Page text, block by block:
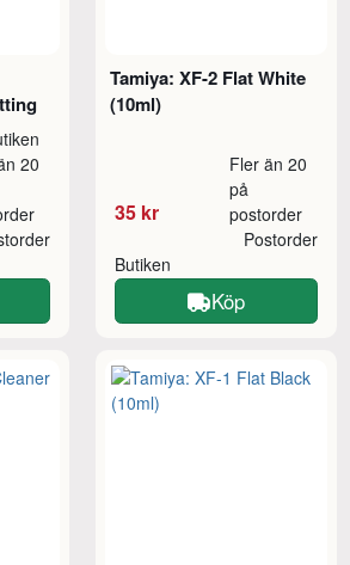
20
Tamiya: XF-2 Flat White
(10ml)
35 kr
Fler än 20
på
postorder
Butiken
Postorder
Köp